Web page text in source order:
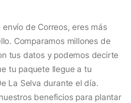
de Correos, eres más
Comparamos millones de
tus datos y podemos decirte
tu paquete llegue a tu
La Selva durante el día.
beneficios para plantar